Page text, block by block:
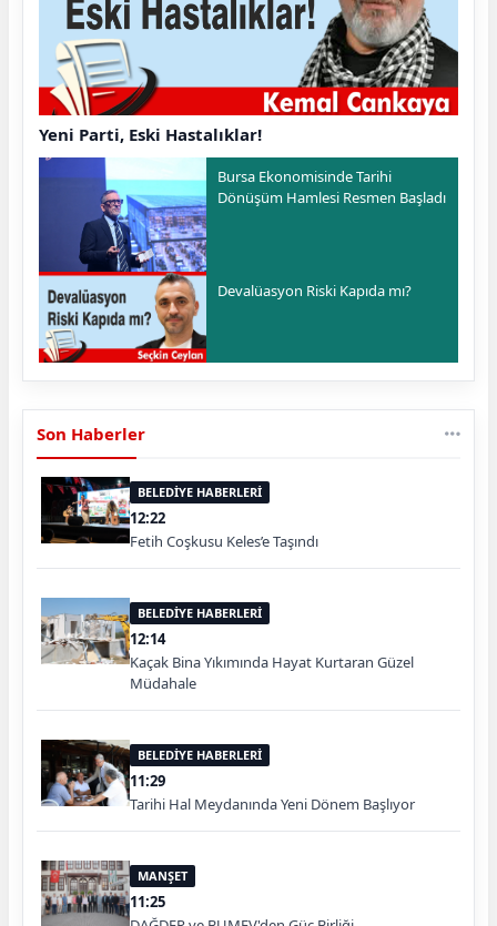
Yeni Parti, Eski Hastalıklar!
Bursa Ekonomisinde Tarihi
Dönüşüm Hamlesi Resmen Başladı
Devalüasyon Riski Kapıda mı?
Son Haberler
BELEDİYE HABERLERİ
12:22
Fetih Coşkusu Keles’e Taşındı
BELEDİYE HABERLERİ
12:14
Kaçak Bina Yıkımında Hayat Kurtaran Güzel
Müdahale
BELEDİYE HABERLERİ
11:29
Tarihi Hal Meydanında Yeni Dönem Başlıyor
MANŞET
11:25